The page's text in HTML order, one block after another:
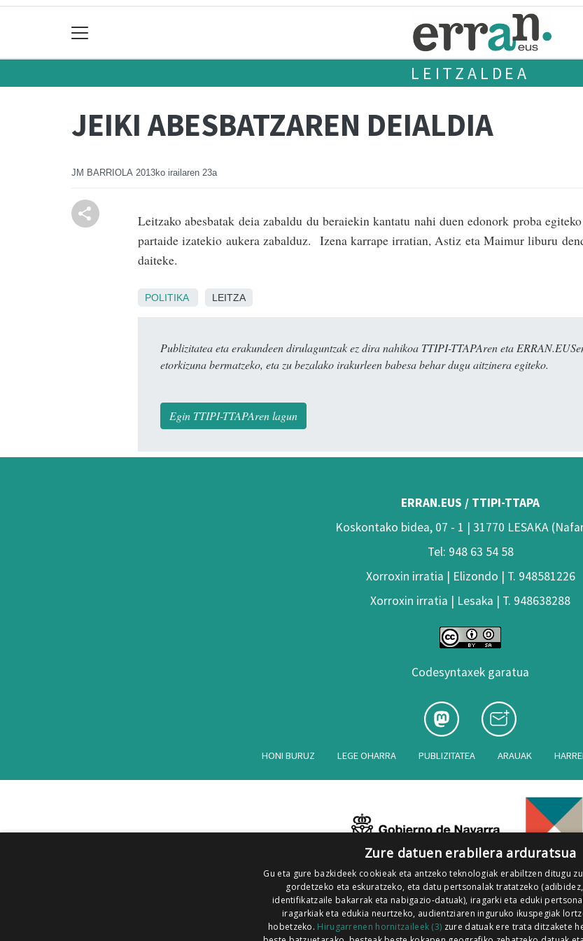
LEITZALDEA
JEIKI ABESBATZAREN DEIALDIA
JM BARRIOLA 2013ko irailaren 23a
Leitzako abesbatak deia zabaldu du beraiekin kantatu nahi duen edonork proba
partaide izatekio aukera zabalduz. Izena karrape irratian, Astiz eta Maimur liburu
daiteke.
POLITIKA LEITZA
Publizitatea eta erakundeen dirulaguntzak ez dira nahikoa TTIPI-TTAPAren eta
etorkizuna bermatzeko, eta zu bezalako irakurleen babesa behar dugu aitzinera egiteko.
Egin TTIPI-TTAPAren lagun
ERRAN.EUS / TTIPI-TTAPA
Koskontako bidea, 07 - 1 | 31770 LESAKA
Tel: 948 63 54 58
Xorroxin irratia | Elizondo | T. 948581226
Xorroxin irratia | Lesaka | T. 948638288
Codesyntaxek garatua
HONI BURUZ LEGE OHARRA PUBLIZITATEA ARAUAK
Zure datuen erabilera arduratsua
Gu eta gure bazkideek cookieak eta antzeko teknologiak erabiltzen ditugu
gordetzeko eta eskuratzeko, eta datu pertsonalak tratatzeko
identifikatzaile bakarrak eta nabigazio-datuak), iragarki eta eduki
iragarkiak eta edukia neurtzeko, audientziaren inguruko ikuspegiak
hobetzeko. Hirugarrenen hornitzaileek (3) zure datuak ere trata ditzakete